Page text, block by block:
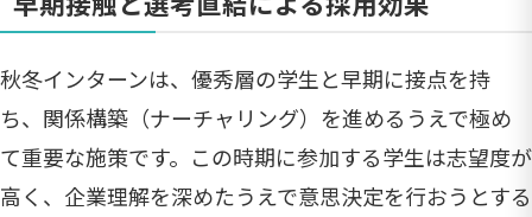
秋冬インターンは、優秀層の学生と早期に接点を持
ち、関係構築（ナーチャリング）を進めるうえで極め
て重要な施策です。この時期に参加する学生は志望度が
高く、企業理解を深めたうえで意思決定を行おうとする